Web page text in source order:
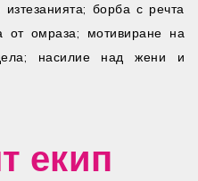
борба с речта
от омраза; мотивиране на
насилие над жени и
екип